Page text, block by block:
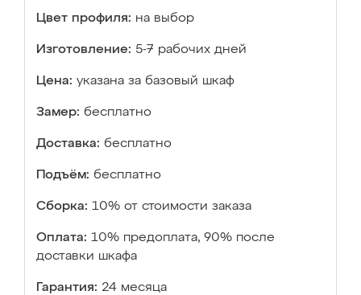
Цвет профиля: на выбор
Изготовление: 5-7 рабочих дней
Цена: указана за базовый шкаф
Замер: бесплатно
Доставка: бесплатно
Подъём: бесплатно
Сборка: 10% от стоимости заказа
Оплата: 10% предоплата, 90% после
доставки шкафа
Гарантия: 24 месяца